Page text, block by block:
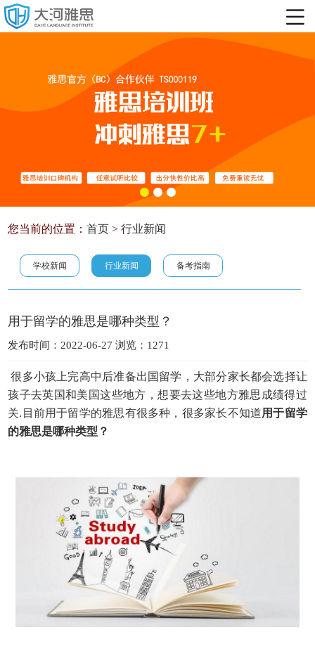
您当前的位置：首页 >行业新闻
学校新闻 行业新闻 备考指南
用于留学的雅思是哪种类型？
发布时间：2022-06-27 浏览：1271
很多小孩上完高中后准备出国留学，大部分家长都会选择让
孩子去英国和美国这些地方，想要去这些地方雅思成绩得过
关.目前用于留学的雅思有很多种，很多家长不知道用于留学
的雅思是哪种类型？